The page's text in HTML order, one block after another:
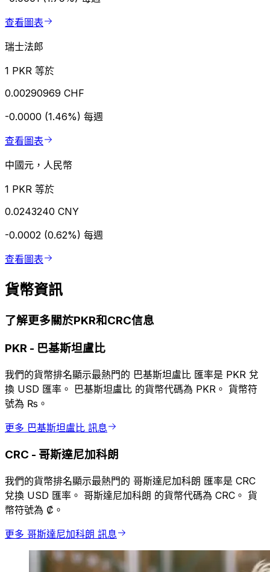
查看圖表
瑞士法郎
1 PKR 等於
0.00290969 CHF
-0.0000 (1.46%) 每週
查看圖表
中國元，人民幣
1 PKR 等於
0.0243240 CNY
-0.0002 (0.62%) 每週
查看圖表
貨幣資訊
了解更多關於PKR和CRC信息
PKR - 巴基斯坦盧比
我們的貨幣排名顯示最熱門的 巴基斯坦盧比 匯率是 PKR 兌
換 USD 匯率。 巴基斯坦盧比 的貨幣代碼為 PKR。 貨幣符
號為 ₨。
更多 巴基斯坦盧比 訊息
CRC - 哥斯達尼加科朗
我們的貨幣排名顯示最熱門的 哥斯達尼加科朗 匯率是 CRC
兌換 USD 匯率。 哥斯達尼加科朗 的貨幣代碼為 CRC。 貨
幣符號為 ₡。
更多 哥斯達尼加科朗 訊息